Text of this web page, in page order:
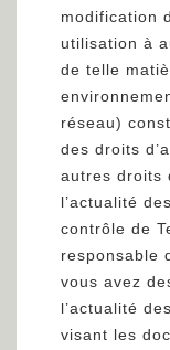
modification
utilisation à
de telle
réseau)
des droits
autres droits
l’actualité
contrôle de
responsable
vous avez
l’actualité
visant les